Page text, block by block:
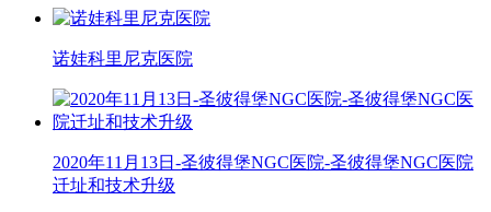
诺娃科里尼克医院
2020年11月13日-圣彼得堡NGC医院-圣彼得堡NGC医院
迁址和技术升级